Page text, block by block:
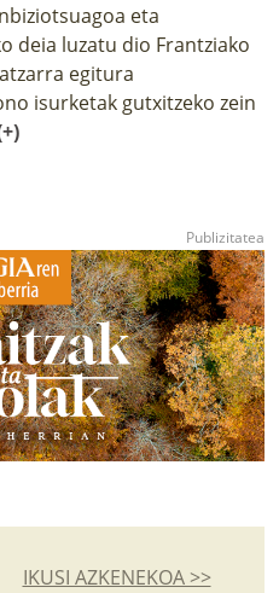
eta
deia luzatu dio Frantziako
egitura
isurketak gutxitzeko zein
IKUSI AZKENEKOA >>